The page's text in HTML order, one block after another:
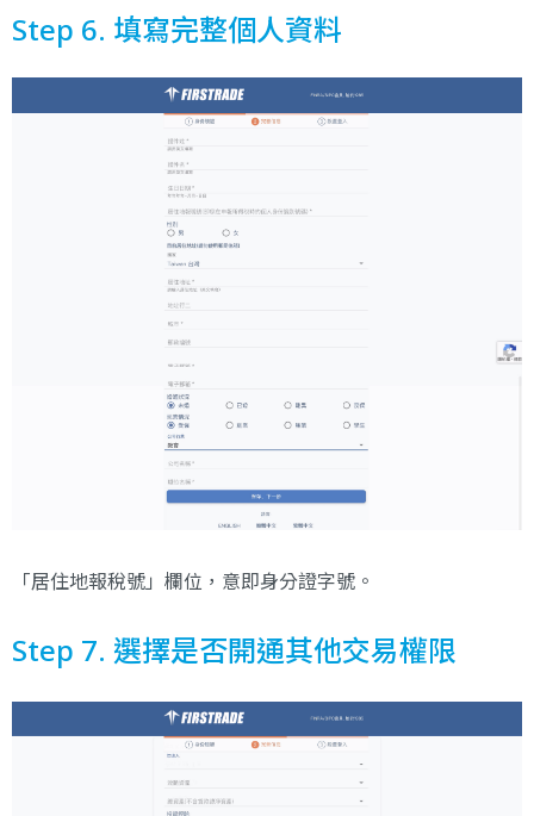
Step 6. 填寫完整個人資料
「居住地報稅號」欄位，意即身分證字號。
Step 7. 選擇是否開通其他交易權限